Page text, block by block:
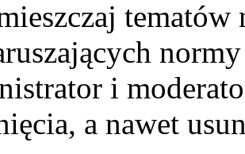
normy
i
a nawet